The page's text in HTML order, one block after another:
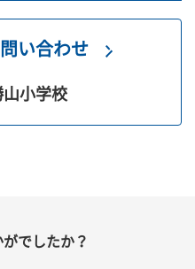
い合わせ
山小学校
でしたか？